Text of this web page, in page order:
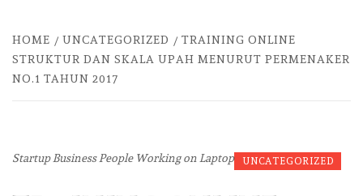
HOME UNCATEGORIZED
TRAINING ONLINE
STRUKTUR DAN SKALA UPAH MENURUT PERMENAKER
NO.1 TAHUN 2017
Startup Business People Working on Laptop UNCATEGORIZED